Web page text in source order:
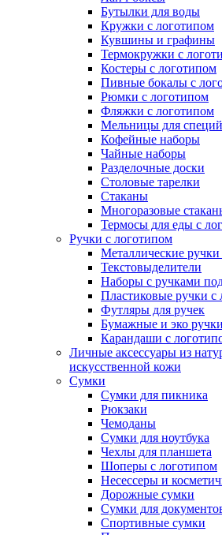
Бутылки для воды
Кружки с логотипом
Кувшины и графины
Термокружки с
Костеры с логотипом
Пивные бокалы с
Рюмки с логотипом
Фляжки с логотипом
Мельницы для специй
Кофейные наборы
Чайные наборы
Разделочные доски
Столовые тарелки
Стаканы
Многоразовые
Термосы для еды с
Ручки с логотипом
Металлические
Текстовыделители
Наборы с ручками
Пластиковые ручки с
Футляры для ручек
Бумажные и эко
Карандаши с
Личные аксессуары из
искусственной кожи
Сумки
Сумки для пикника
Рюкзаки
Чемоданы
Сумки для ноутбука
Чехлы для планшета
Шоперы с логотипом
Несессеры и
Дорожные сумки
Сумки для
Спортивные сумки